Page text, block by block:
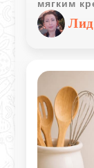
мягким